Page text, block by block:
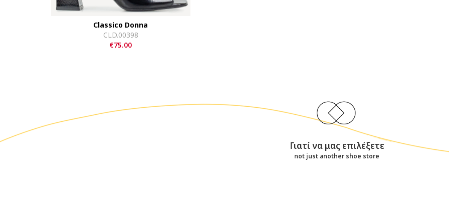
Classico Donna
CLD.00398
€75.00
Γιατί να μας επιλέξετε
not just another shoe store